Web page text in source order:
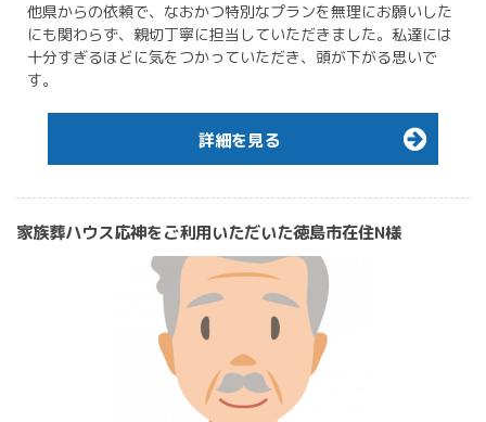
他県からの依頼で、なおかつ特別なプランを無理にお願いした
にも関わらず、親切丁寧に担当していただきました。私達には
十分すぎるほどに気をつかっていただき、頭が下がる思いで
す。
詳細を見る
家族葬ハウス応神をご利用いただいた徳島市在住N様